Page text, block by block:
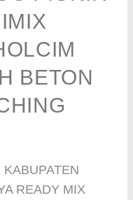
BETON
KABUPATEN
READY MIX